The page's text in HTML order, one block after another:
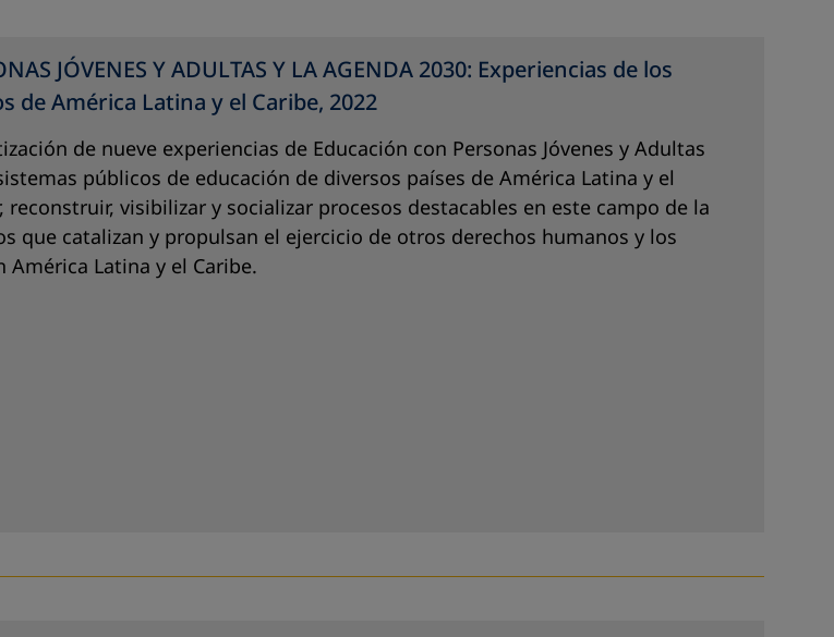
JÓVENES Y ADULTAS Y LA AGENDA 2030: Experiencias de los
de América Latina y el Caribe, 2022
de nueve experiencias de Educación con Personas Jóvenes y Adultas
públicos de educación de diversos países de América Latina y el
reconstruir, visibilizar y socializar procesos destacables en este campo de la
que catalizan y propulsan el ejercicio de otros derechos humanos y los
América Latina y el Caribe.